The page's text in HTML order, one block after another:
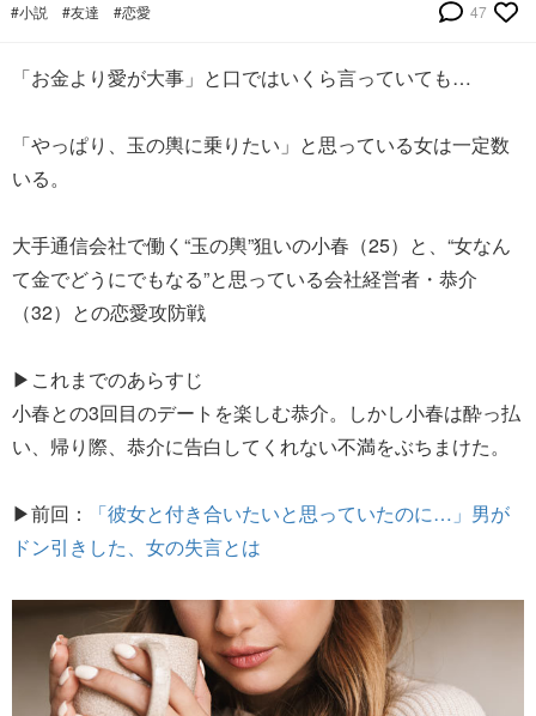
#小説
#友達 #恋愛 47
「お金より愛が大事」と口ではいくら言っていても…
「やっぱり、玉の輿に乗りたい」と思っている女は一定数
いる。
大手通信会社で働く“玉の輿”狙いの小春（25）と、“女なん
て金でどうにでもなる”と思っている会社経営者・恭介
（32）との恋愛攻防戦
▶これまでのあらすじ
小春との3回目のデートを楽しむ恭介。しかし小春は酔っ払
い、帰り際、恭介に告白してくれない不満をぶちまけた。
▶前回：
「彼女と付き合いたいと思っていたのに…」男が
ドン引きした、女の失言とは